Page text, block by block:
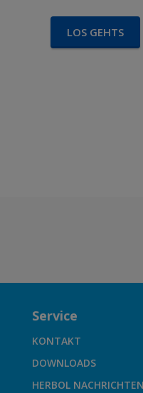
LOS GEHTS
Service
KONTAKT
DOWNLOADS
HERBOL NACHRICHTEN